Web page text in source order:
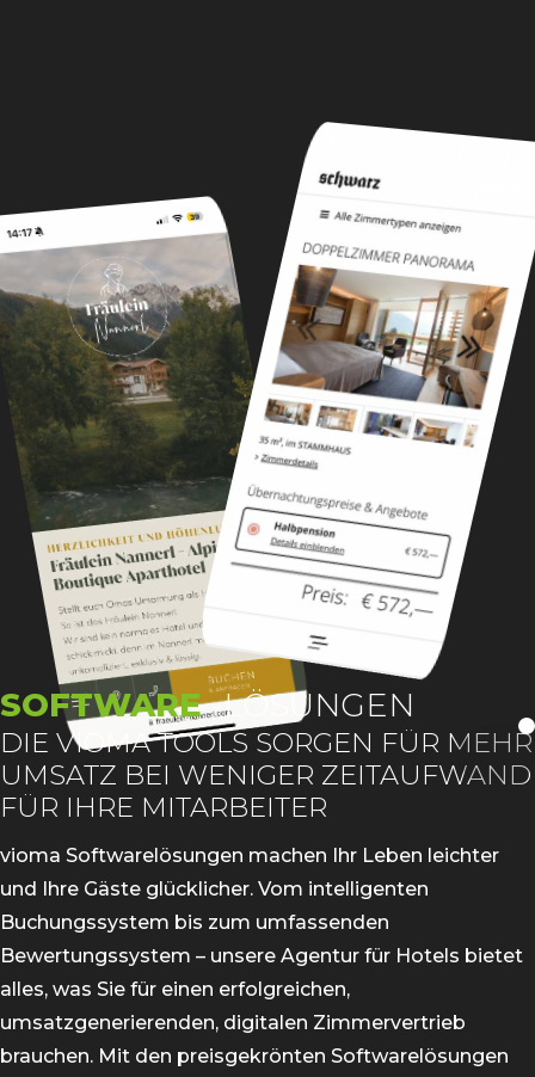
SOFTWARE -LÖSUNGEN
:DIE VIOMA TOOLS SORGEN FÜR MEHR
UMSATZ BEI WENIGER ZEITAUFWAND
FÜR IHRE MITARBEITER
vioma Softwarelösungen machen Ihr Leben leichter
und Ihre Gäste glücklicher. Vom intelligenten
Buchungssystem bis zum umfassenden
Bewertungssystem – unsere Agentur für Hotels bietet
alles, was Sie für einen erfolgreichen,
umsatzgenerierenden, digitalen Zimmervertrieb
brauchen. Mit den preisgekrönten Softwarelösungen